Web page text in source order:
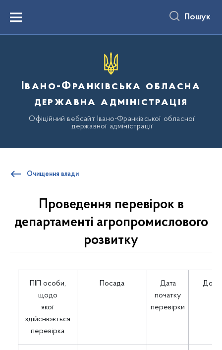
вмістуMenu Пошук
Івано-Франківська обласна
державна адміністрація
Офіційний вебсайт Івано-Франківської обласної
державної адміністрації
Очищення влади
Проведення перевірок в
департаменті агропромислового
розвитку
ПІП особи,
щодо
якої
здійснюється
перевірка
Посада
Дата
початку
перевірки